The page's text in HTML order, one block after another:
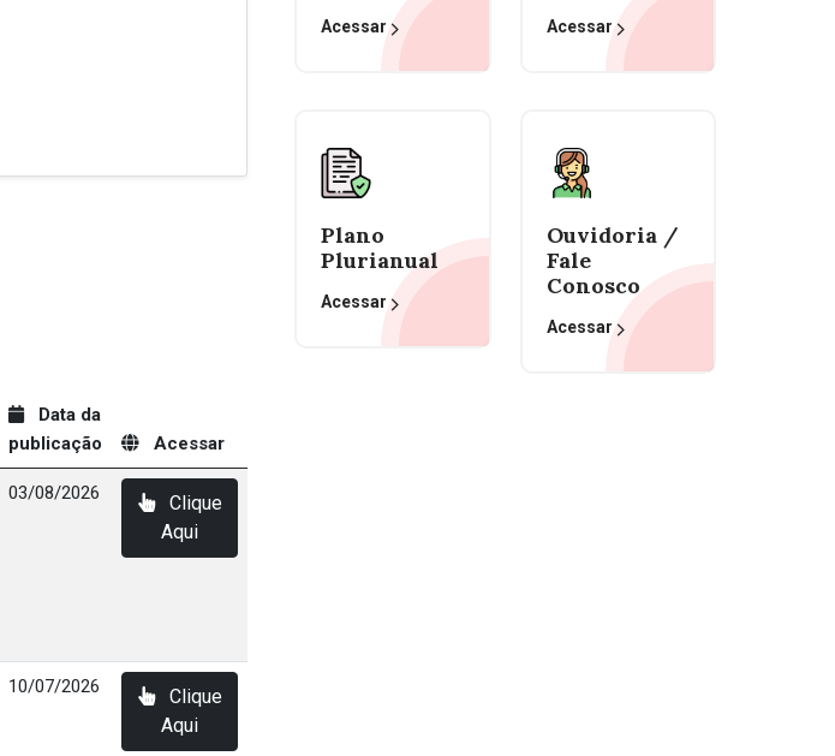
Data da
publicação
Acessar
03/08/2026
Clique
Aqui
10/07/2026
Clique
Aqui
Acessar Acessar
Plano
Plurianual
Acessar
Ouvidoria /
Fale
Conosco
Acessar